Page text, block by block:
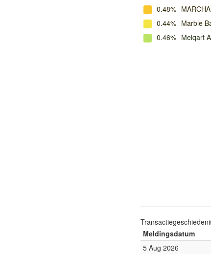
0.48%
0.44% Marble
0.46% Melqart
Meldingsdatum
5 Aug 2026